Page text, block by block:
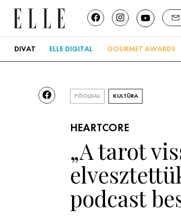
DIVAT ELLE DIGITAL GOURMET AWARDS
FŐOLDAL KULTÚRA
HEARTCORE
„A tarot
podcast